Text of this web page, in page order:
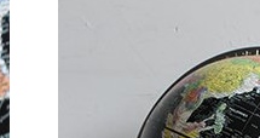
Trunk
トランク
ショッピン
お問い合わ